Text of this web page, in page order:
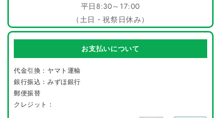
平日8:30～17:00
（土日・祝祭日休み）
お支払いについて
代金引換：ヤマト運輸
銀行振込：みずほ銀行
郵便振替
クレジット：